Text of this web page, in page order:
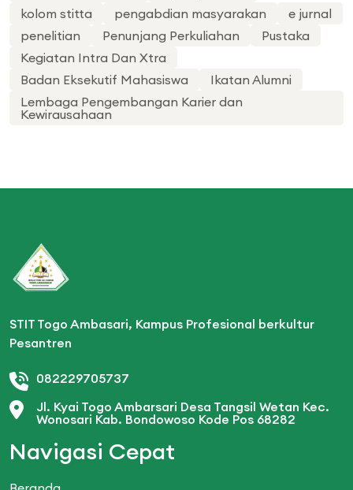
kolom stitta
pengabdian masyarakan
e jurnal
penelitian
Penunjang Perkuliahan
Pustaka
Kegiatan Intra Dan Xtra
Badan Eksekutif Mahasiswa
Ikatan Alumni
Lembaga Pengembangan Karier dan
Kewirausahaan
STIT Togo Ambasari, Kampus Profesional berkultur
Pesantren
082229705737
Jl. Kyai Togo Ambarsari Desa Tangsil Wetan Kec.
Wonosari Kab. Bondowoso Kode Pos 68282
Navigasi Cepat